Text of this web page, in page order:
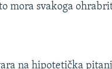
mora svakoga
na hipotetička